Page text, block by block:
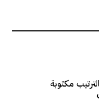
مكتوبة